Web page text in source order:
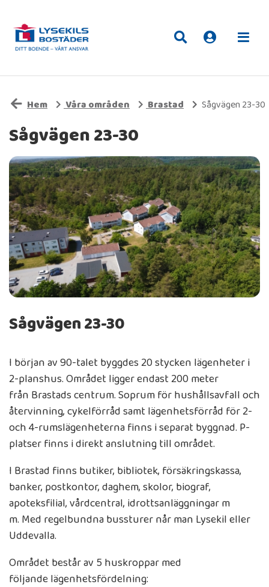
Hem Våra områden Brastad Sågvägen 23-30
Sågvägen 23-30
Sågvägen 23-30
I början av 90-talet byggdes 20 stycken lägenheter i
2-planshus. Området ligger endast 200 meter
från Brastads centrum. Soprum för hushållsavfall och
återvinning, cykelförråd samt lägenhetsförråd för 2-
och 4-rumslägenheterna finns i separat byggnad. P-
platser finns i direkt anslutning till området.
I Brastad finns butiker, bibliotek, försäkringskassa,
banker, postkontor, daghem, skolor, biograf,
apoteksfilial, vårdcentral, idrottsanläggningar m
m. Med regelbundna bussturer når man Lysekil eller
Uddevalla.
Området består av 5 huskroppar med
följande lägenhetsfördelning: